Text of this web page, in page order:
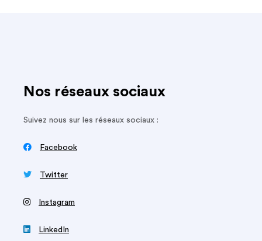
Nos réseaux sociaux
Suivez nous sur les réseaux sociaux :
 Facebook
 Twitter
‍ Instagram
 LinkedIn